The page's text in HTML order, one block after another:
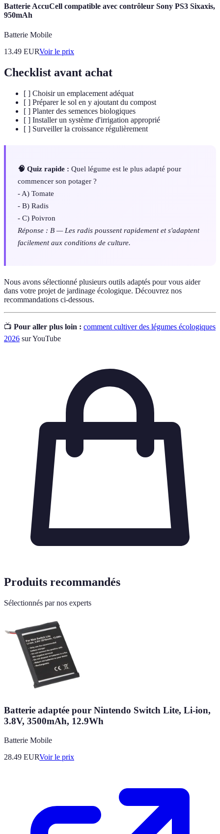
Batterie AccuCell compatible avec contrôleur Sony PS3 Sixaxis,
950mAh
Batterie Mobile
13.49 EURVoir le prix
Checklist avant achat
[ ] Choisir un emplacement adéquat
[ ] Préparer le sol en y ajoutant du compost
[ ] Planter des semences biologiques
[ ] Installer un système d'irrigation approprié
[ ] Surveiller la croissance régulièrement
🧠 Quiz rapide : Quel légume est le plus adapté pour
commencer son potager ?
- A) Tomate
- B) Radis
- C) Poivron
Réponse : B — Les radis poussent rapidement et s'adaptent
facilement aux conditions de culture.
Nous avons sélectionné plusieurs outils adaptés pour vous aider
dans votre projet de jardinage écologique. Découvrez nos
recommandations ci-dessous.
📺 Pour aller plus loin : comment cultiver des légumes écologiques
2026 sur YouTube
Produits recommandés
Sélectionnés par nos experts
Batterie adaptée pour Nintendo Switch Lite, Li-ion,
3.8V, 3500mAh, 12.9Wh
Batterie Mobile
28.49 EURVoir le prix